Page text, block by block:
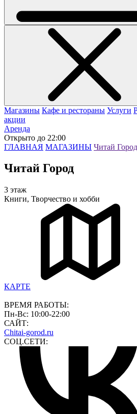
Магазины Кафе и рестораны Услуги
акции
Аренда
Открыто до 22:00
ГЛАВНАЯ МАГАЗИНЫ Читай Город
Читай Город
3 этаж
Книги, Творчество и хобби
КАРТЕ
ВРЕМЯ РАБОТЫ:
Пн-Вс: 10:00-22:00
САЙТ:
Chitai-gorod.ru
СОЦ.СЕТИ: